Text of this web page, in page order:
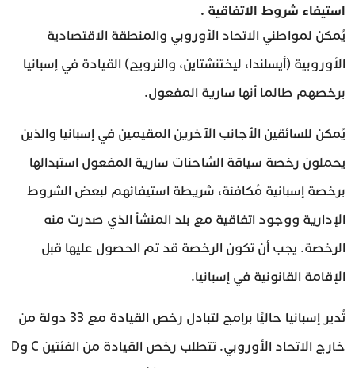
استيفاء شروط الاتفاقية .
يُمكن لمواطني الاتحاد الأوروبي والمنطقة الاقتصادية
الأوروبية (أيسلندا، ليختنشتاين، والنرويج) القيادة في إسبانيا
برخصهم طالما أنها سارية المفعول.
يُمكن للسائقين الأجانب الآخرين المقيمين في إسبانيا والذين
يحملون رخصة سياقة الشاحنات سارية المفعول استبدالها
برخصة إسبانية مُكافئة، شريطة استيفائهم لبعض الشروط
الإدارية ووجود اتفاقية مع بلد المنشأ الذي صدرت منه
الرخصة. يجب أن تكون الرخصة قد تم الحصول عليها قبل
الإقامة القانونية في إسبانيا.
تُدير إسبانيا حاليًا برامج لتبادل رخص القيادة مع 33 دولة من
خارج الاتحاد الأوروبي. تتطلب رخص القيادة من الفئتين C وD